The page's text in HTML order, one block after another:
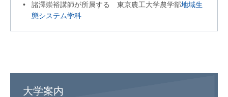
諸澤崇裕講師が所属する 東京農工大学農学部地域生
態システム学科
大学案内